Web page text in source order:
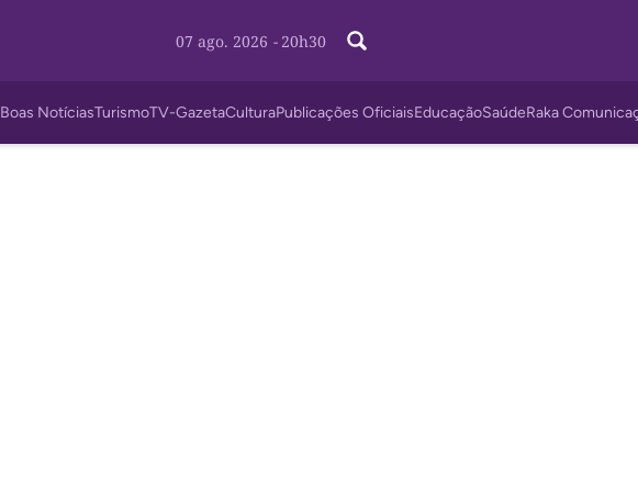
07 ago. 2026 - 20h30
Boas NotíciasTurismoTV-GazetaCulturaPublicações OficiaisEducaçãoSaúdeRaka